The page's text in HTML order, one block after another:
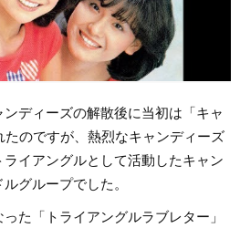
ディーズの解散後に当初は「キャ
たのですが、熱烈なキャンディーズ
イアングルとして活動したキャン
グループでした。
た「トライアングルラブレター」